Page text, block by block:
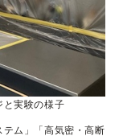
と実験の様子
ム」「高気密・高断